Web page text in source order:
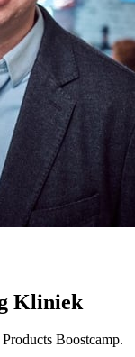
Kliniek
Boostcamp.